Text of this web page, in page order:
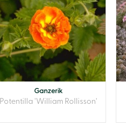
Ganzerik
Potentilla 'William Rollisson'